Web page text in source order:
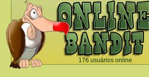
176 usuários online
`